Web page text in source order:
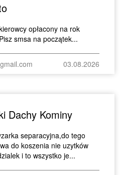
opłacony na rok
smsa na początek...
03.08.2026
Dachy Kominy
separacyjna,do tego
do koszenia nie uzytków
i to wszystko je...